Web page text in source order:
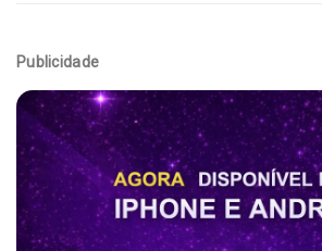
Publicidade